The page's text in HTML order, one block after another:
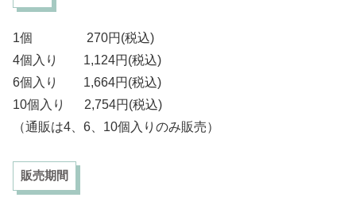
1個 270円(税込)
4個入り 1,124円(税込)
6個入り 1,664円(税込)
10個入り 2,754円(税込)
（通販は4、6、10個入りのみ販売）
販売期間